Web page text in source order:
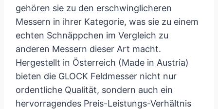
gehören sie zu den erschwinglicheren
Messern in ihrer Kategorie, was sie zu einem
echten Schnäppchen im Vergleich zu
anderen Messern dieser Art macht.
Hergestellt in Österreich (Made in Austria)
bieten die GLOCK Feldmesser nicht nur
ordentliche Qualität, sondern auch ein
hervorragendes Preis-Leistungs-Verhältnis